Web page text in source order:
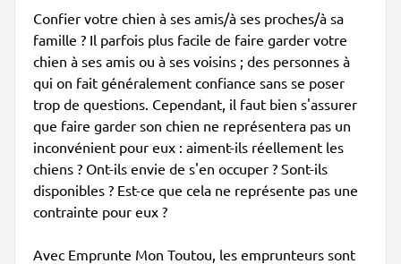
Confier votre chien à ses amis/à ses proches/à sa
famille ? Il parfois plus facile de faire garder votre
chien à ses amis ou à ses voisins ; des personnes à
qui on fait généralement confiance sans se poser
trop de questions. Cependant, il faut bien s'assurer
que faire garder son chien ne représentera pas un
inconvénient pour eux : aiment-ils réellement les
chiens ? Ont-ils envie de s'en occuper ? Sont-ils
disponibles ? Est-ce que cela ne représente pas une
contrainte pour eux ?
Avec Emprunte Mon Toutou, les emprunteurs sont